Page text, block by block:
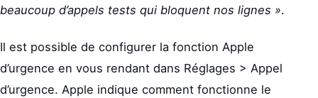
beaucoup d’appels tests qui bloquent nos lignes ».
Il est possible de configurer la fonction Apple
d’urgence en vous rendant dans Réglages > Appel
d’urgence. Apple indique comment fonctionne le